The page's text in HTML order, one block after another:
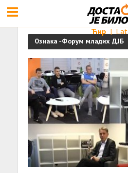
Ћир | Lat
Ознака -Форум младих ДЈБ